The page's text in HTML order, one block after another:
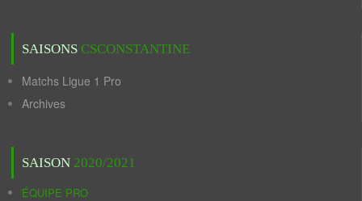
SAISONS CSCONSTANTINE
Matchs Ligue 1 Pro
Archives
SAISON 2020/2021
ÉQUIPE PRO